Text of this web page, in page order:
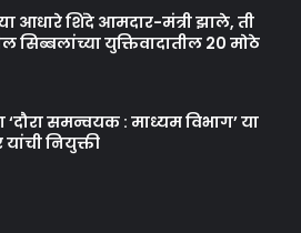
आधारे शिंदे आमदार-मंत्री झाले, ती
सिब्बलांच्या युक्तिवादातील 20 मोठे
‘दौरा समन्वयक : माध्यम विभाग’ या
नियुक्ती